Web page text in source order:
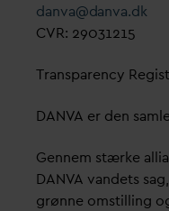
danva@danva.dk
CVR: 29031215
Transparency
DANVA er den
Gennem stærke
DANVA vandets
grønne omstilling